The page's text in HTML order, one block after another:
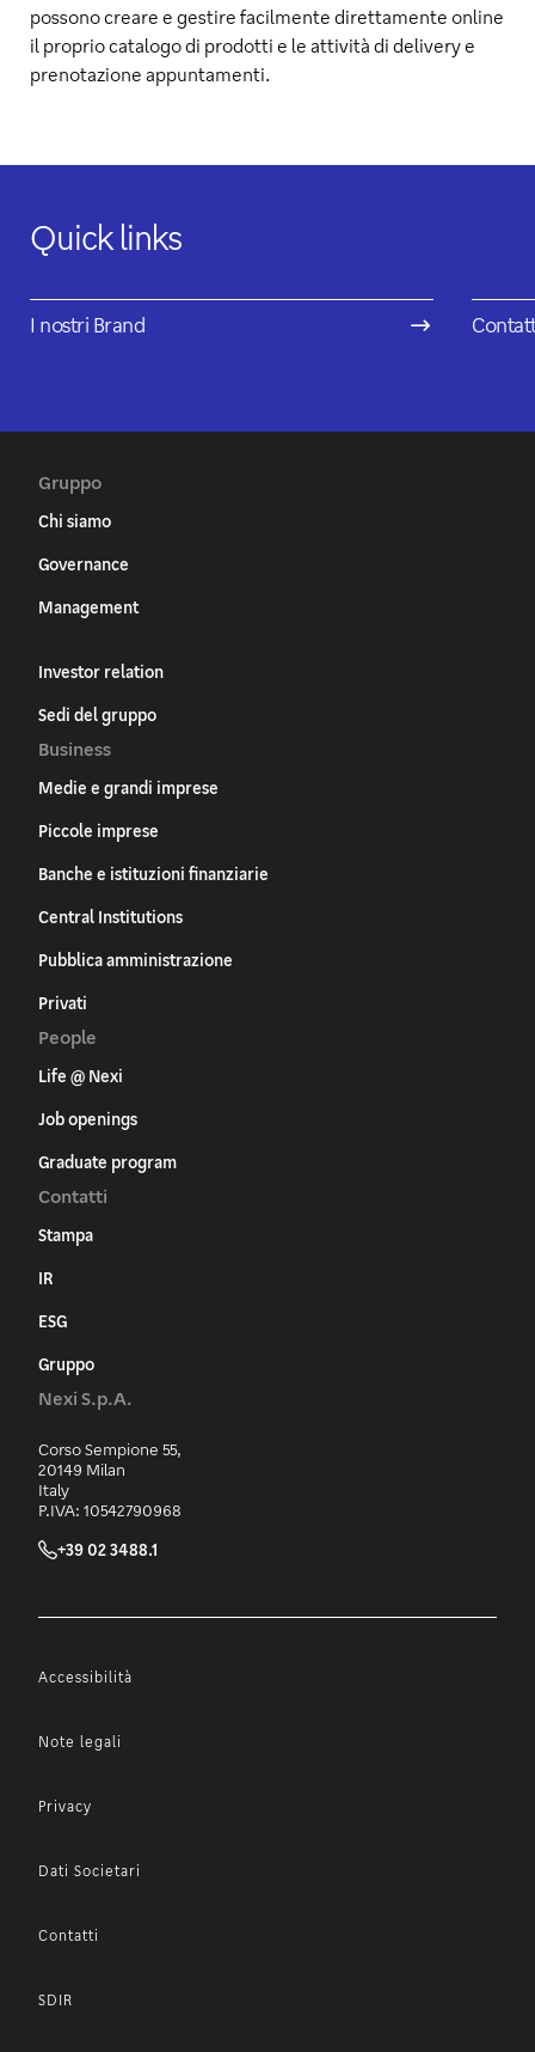
possono creare e gestire facilmente direttamente online
il proprio catalogo di prodotti e le attività di delivery e
prenotazione appuntamenti.
Quick links
I nostri Brand
Gruppo
Chi siamo
Governance
Management
Investor relation
Sedi del gruppo
Business
Medie e grandi imprese
Piccole imprese
Banche e istituzioni finanziarie
Central Institutions
Pubblica amministrazione
Privati
People
Life @ Nexi
Job openings
Graduate program
Contatti
Stampa
IR
ESG
Gruppo
Nexi S.p.A.
Corso Sempione 55,
20149 Milan
Italy
P.IVA: 10542790968
+39 02 3488.1
Accessibilità
Note legali
Privacy
Dati Societari
Contatti
SDIR